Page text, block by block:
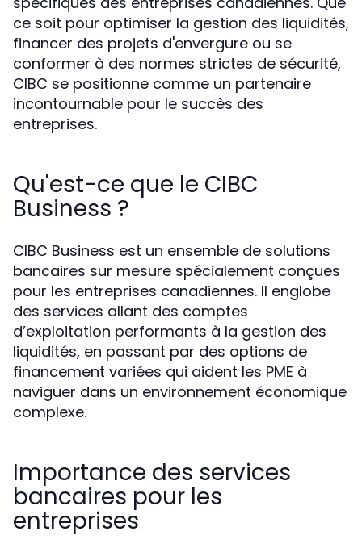
ce soit pour optimiser la gestion des liquidités,
financer des projets d'envergure ou se
conformer à des normes strictes de sécurité,
CIBC se positionne comme un partenaire
incontournable pour le succès des
entreprises.
Qu'est-ce que le CIBC
Business ?
CIBC Business est un ensemble de solutions
bancaires sur mesure spécialement conçues
pour les entreprises canadiennes. Il englobe
des services allant des comptes
d’exploitation performants à la gestion des
liquidités, en passant par des options de
financement variées qui aident les PME à
naviguer dans un environnement économique
complexe.
Importance des services
bancaires pour les
entreprises